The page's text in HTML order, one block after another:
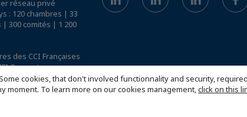
cookies, that don't involved functionnality and security,
moment. To learn more on our cookies management,click on this
réseau privé
: 120 chambres | 33
300 comités | 1 200
des CCI Françaises
Connect.